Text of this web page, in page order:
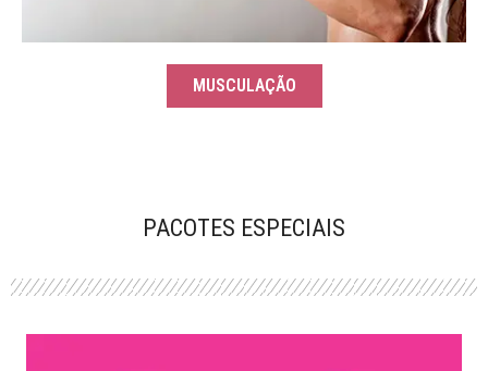
MUSCULAÇÃO
PACOTES ESPECIAIS